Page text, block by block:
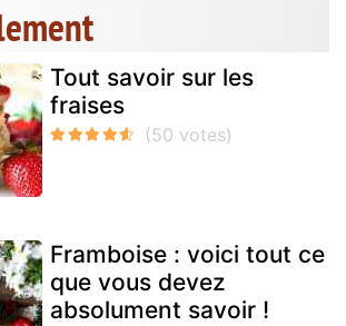
Tout savoir sur les
fraises
Framboise : voici tout ce
que vous devez
absolument savoir !